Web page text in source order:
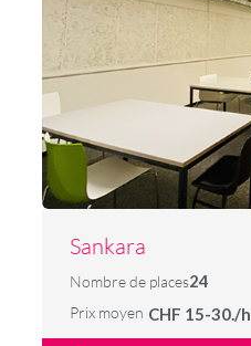
Sankara
Nombre de places24
Prix moyen CHF 15-30./h